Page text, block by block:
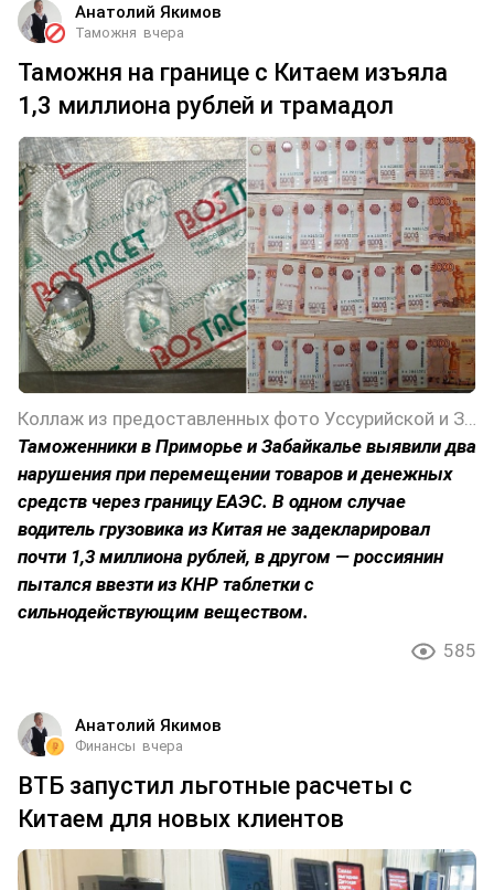
Анатолий Якимов
Таможня вчера
Таможня на границе с Китаем изъяла
1,3 миллиона рублей и трамадол
Таможенники в Приморье и Забайкалье выявили два
нарушения при перемещении товаров и денежных
средств через границу ЕАЭС. В одном случае
водитель грузовика из Китая не задекларировал
почти 1,3 миллиона рублей, в другом — россиянин
пытался ввезти из КНР таблетки с
сильнодействующим веществом.
585
Анатолий Якимов
Финансы вчера
ВТБ запустил льготные расчеты с
Китаем для новых клиентов